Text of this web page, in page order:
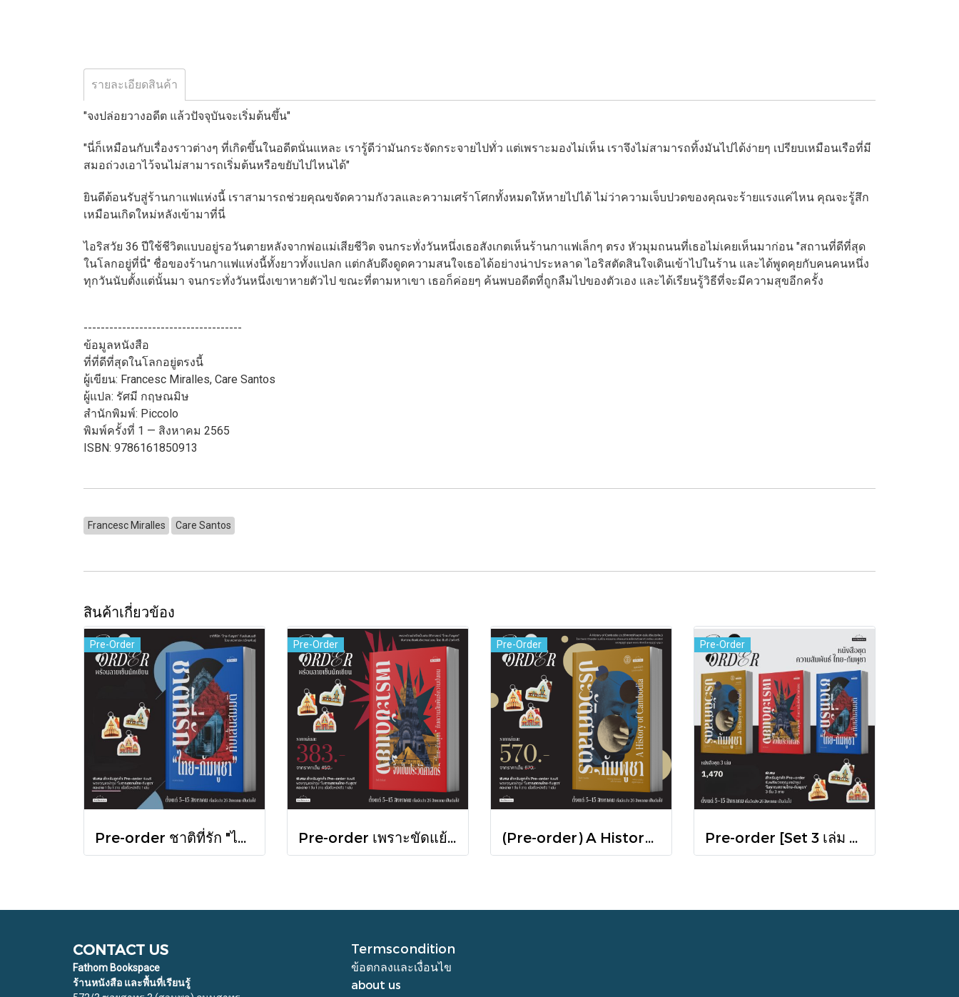
รายละเอียดสินค้า
"จงปล่อยวางอดีต แล้วปัจจุบันจะเริ่มต้นขึ้น"
"นี่ก็เหมือนกับเรื่องราวต่างๆ ที่เกิดขึ้นในอดีตนั่นแหละ เรารู้ดีว่ามันกระจัดกระจายไปทั่ว แต่เพราะมองไม่เห็น เราจึงไม่สามารถทิ้งมันไปได้ง่ายๆ เปรียบเหมือนเรือที่มี
สมอถ่วงเอาไว้จนไม่สามารถเริ่มต้นหรือขยับไปไหนได้"
ยินดีต้อนรับสู่ร้านกาแฟแห่งนี้ เราสามารถช่วยคุณขจัดความกังวลและความเศร้าโศกทั้งหมดให้หายไปได้ ไม่ว่าความเจ็บปวดของคุณจะร้ายแรงแค่ไหน คุณจะรู้สึก
เหมือนเกิดใหม่หลังเข้ามาที่นี่
ไอริสวัย 36 ปีใช้ชีวิตแบบอยู่รอวันตายหลังจากพ่อแม่เสียชีวิต จนกระทั่งวันหนึ่งเธอสังเกตเห็นร้านกาแฟเล็กๆ ตรง หัวมุมถนนที่เธอไม่เคยเห็นมาก่อน "สถานที่ดีที่สุด
ในโลกอยู่ที่นี่" ชื่อของร้านกาแฟแห่งนี้ทั้งยาวทั้งแปลก แต่กลับดึงดูดความสนใจเธอได้อย่างน่าประหลาด ไอริสตัดสินใจเดินเข้าไปในร้าน และได้พูดคุยกับคนคนหนึ่ง
ทุกวันนับตั้งแต่นั้นมา จนกระทั่งวันหนึ่งเขาหายตัวไป ขณะที่ตามหาเขา เธอก็ค่อยๆ ค้นพบอดีตที่ถูกลืมไปของตัวเอง และได้เรียนรู้วิธีที่จะมีความสุขอีกครั้ง
-------------------------------------
ข้อมูลหนังสือ
ที่ที่ดีที่สุดในโลกอยู่ตรงนี้
ผู้เขียน: Francesc Miralles, Care Santos
ผู้แปล: รัศมี กฤษณมิษ
สำนักพิมพ์: Piccolo
พิมพ์ครั้งที่ 1 — สิงหาคม 2565
ISBN: 9786161850913
Francesc Miralles Care Santos
สินค้าเกี่ยวข้อง
Pre-Order
Pre-order ชาติที่รัก "ไทย-กัมพูชา" กับเส้นสมมติ / พวงทอง ภวัครพันธุ์ / มติชน
Pre-Order
Pre-order เพราะขัดแย้งจึงเป็นประวัติศาสตร์ "ไทย-กัมพูชา" กับความสัมพันธ์หวานปนขม / มติชน
Pre-Order
(Pre-order) A History of Cambodia ประวัติศาสตร์กัมพูชา (ฉบับปรับปรุงใหม่) / David Chandler / มติชน
Pre-Order
Pre-order [Set 3 เล่ม ] หนังสือชุดความสัมพันธ์ "ไทย-กัมพูชา" / มติชน
CONTACT US
Fathom Bookspace
ร้านหนังสือ และพื้นที่เรียนรู้
Termscondition
ข้อตกลงและเงื่อนไข
about us